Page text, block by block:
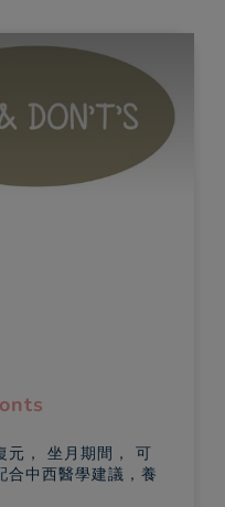
元， 坐月期間， 可
中西醫學建議，養